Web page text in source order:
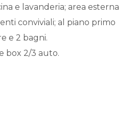
e lavanderia; area esterna
conviviali; al piano primo
e 2 bagni.
box 2/3 auto.